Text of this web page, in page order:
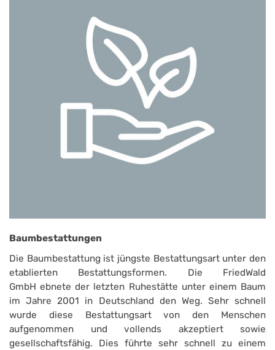
Baumbestattungen
Die Baumbestattung ist jüngste Bestattungsart unter den
etablierten Bestattungsformen. Die FriedWald
GmbH ebnete der letzten Ruhestätte unter einem Baum
im Jahre 2001 in Deutschland den Weg. Sehr schnell
wurde diese Bestattungsart von den Menschen
aufgenommen und vollends akzeptiert sowie
gesellschaftsfähig. Dies führte sehr schnell zu einem